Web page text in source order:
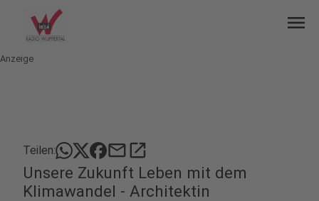
menu
Anzeige
Teilen: mailopen_in_new
Unsere Zukunft Leben mit dem
Klimawandel - Architektin